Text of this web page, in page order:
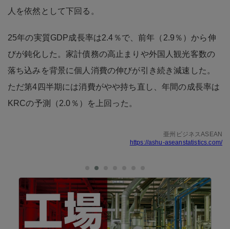
人を依然として下回る。
25年の実質GDP成長率は2.4％で、前年（2.9％）から伸
びが鈍化した。家計債務の高止まりや外国人観光客数の
落ち込みを背景に個人消費の伸びが引き続き減速した。
ただ第4四半期には消費がやや持ち直し、年間の成長率は
KRCの予測（2.0％）を上回った。
亜州ビジネスASEAN
https://ashu-aseanstatistics.com/